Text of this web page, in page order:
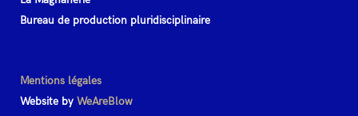
Bureau de production pluridisciplinaire
Mentions légales
Website by WeAreBlow